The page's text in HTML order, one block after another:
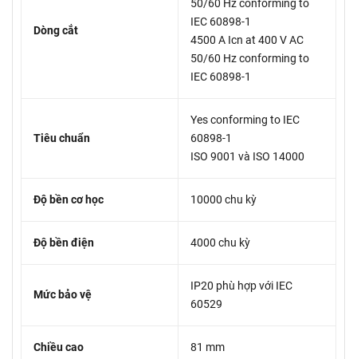
Dòng cắt
50/60 Hz conforming to
IEC 60898-1
4500 A Icn at 400 V AC
50/60 Hz conforming to
IEC 60898-1
Tiêu chuẩn
Yes conforming to IEC
60898-1
ISO 9001 và ISO 14000
Độ bền cơ học 10000 chu kỳ
Độ bền điện 4000 chu kỳ
Mức bảo vệ
IP20 phù hợp với IEC
60529
Chiều cao 81 mm